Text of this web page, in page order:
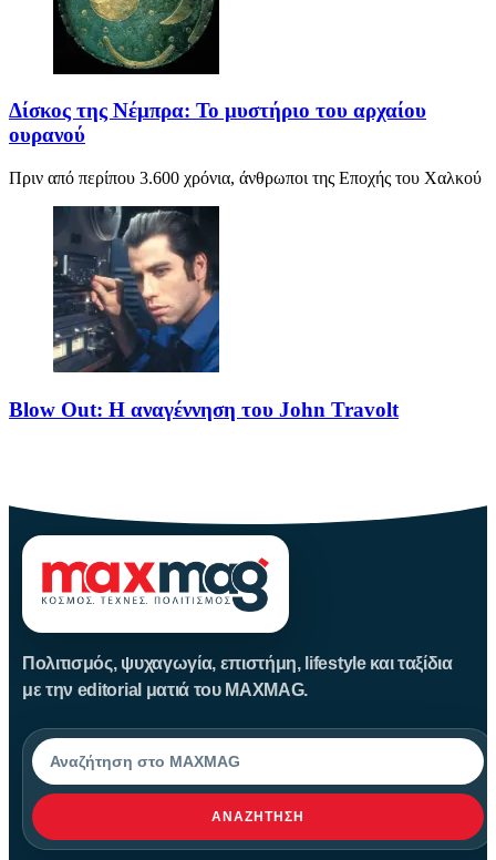
Δίσκος της Νέμπρα: Το μυστήριο του αρχαίου
ουρανού
Πριν από περίπου 3.600 χρόνια, άνθρωποι της Εποχής του Χαλκού
Blow Out: Η αναγέννηση του John Travolt
Πολιτισμός, ψυχαγωγία, επιστήμη, lifestyle και ταξίδια
με την editorial ματιά του MAXMAG.
Αναζήτηση
ΑΝΑΖΉΤΗΣΗ